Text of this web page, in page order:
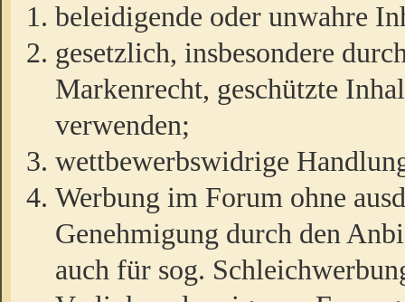
beleidigende oder unwahre
gesetzlich, insbesondere
Markenrecht, geschützte
verwenden;
wettbewerbswidrige
Werbung im Forum ohne
Genehmigung durch den
auch für sog.